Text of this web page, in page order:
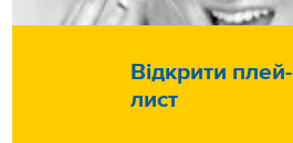
Відкрити плей-
лист